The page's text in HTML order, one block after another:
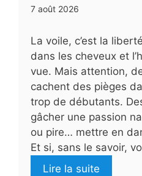
7 août 2026
La voile, c’est la
dans les cheveux et
vue. Mais attention,
cachent des pièges
trop de débutants.
gâcher une passion
ou pire… mettre en
Et si, sans le savoir,
Lire la suite